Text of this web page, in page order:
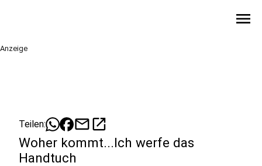
menu
Anzeige
Teilen: mailopen_in_new
Woher kommt...Ich werfe das
Handtuch